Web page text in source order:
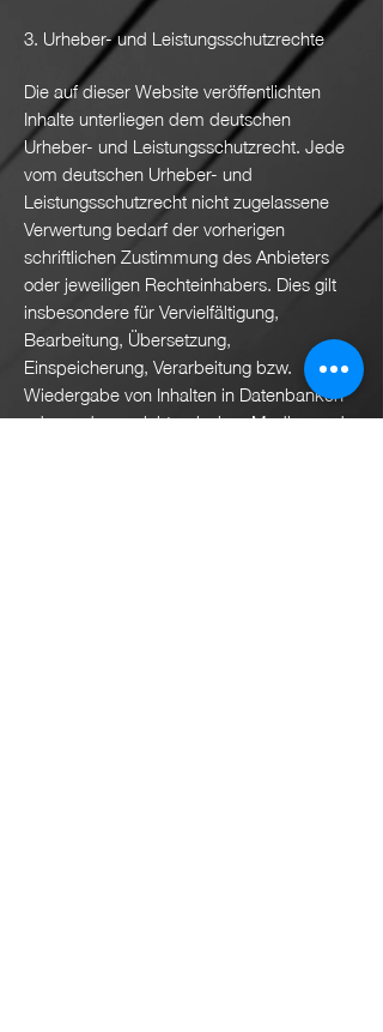
3. Urheber- und Leistungsschutzrechte
Die auf dieser Website veröffentlichten
Inhalte unterliegen dem deutschen
Urheber- und Leistungsschutzrecht. Jede
vom deutschen Urheber- und
Leistungsschutzrecht nicht zugelassene
Verwertung bedarf der vorherigen
schriftlichen Zustimmung des Anbieters
oder jeweiligen Rechteinhabers. Dies gilt
insbesondere für Vervielfältigung,
Bearbeitung, Übersetzung,
Einspeicherung, Verarbeitung bzw.
Wiedergabe von Inhalten in Datenbanken
oder anderen elektronischen Medien und